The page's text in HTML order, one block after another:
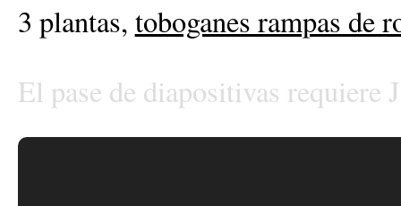
3 plantas, toboganes rampas de
El pase de diapositivas requiere